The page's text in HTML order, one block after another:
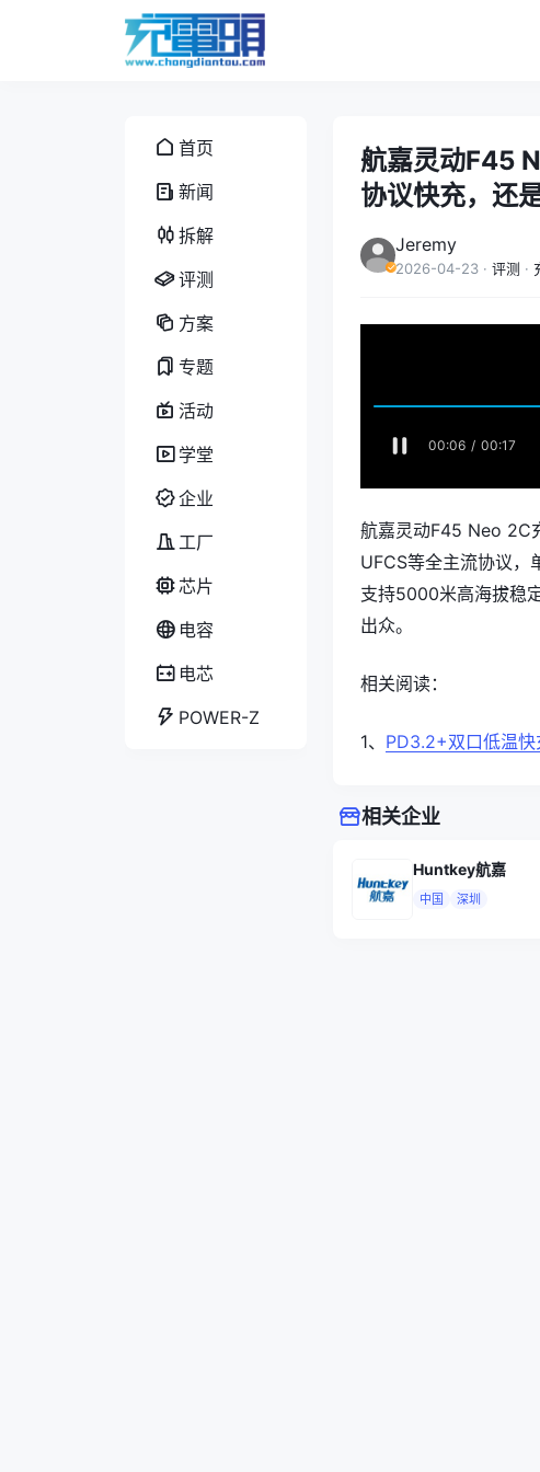
首页
新闻
拆解
评测
方案
专题
活动
学堂
企业
工厂
芯片
电容
电芯
POWER-Z
航嘉灵动F45
协议快充，还
Jeremy
2026-04-23 · 评测 ·
航嘉灵动F45 Neo 2C
UFCS等全主流协议，
支持5000米高海拔稳
出众。
相关阅读：
1、 PD3.2+双口低温
相关企业
Huntkey航嘉
中国 深圳